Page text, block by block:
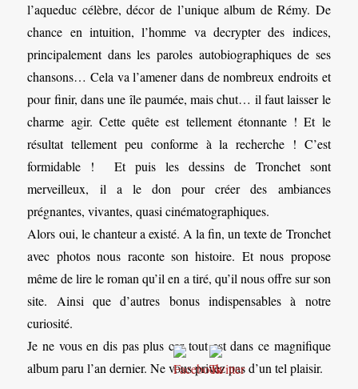
l’aqueduc célèbre, décor de l’unique album de Rémy. De
chance en intuition, l’homme va decrypter des indices,
principalement dans les paroles autobiographiques de ses
chansons… Cela va l’amener dans de nombreux endroits et
pour finir, dans une île paumée, mais chut… il faut laisser le
charme agir. Cette quête est tellement étonnante ! Et le
résultat tellement peu conforme à la recherche ! C’est
formidable ! Et puis les dessins de Tronchet sont
merveilleux, il a le don pour créer des ambiances
prégnantes, vivantes, quasi cinématographiques.
Alors oui, le chanteur a existé. A la fin, un texte de Tronchet
avec photos nous raconte son histoire. Et nous propose
même de lire le roman qu’il en a tiré, qu’il nous offre sur son
site. Ainsi que d’autres bonus indispensables à notre
curiosité.
Je ne vous en dis pas plus car tout est dans ce magnifique
album paru l’an dernier. Ne vous privez pas d’un tel plaisir.